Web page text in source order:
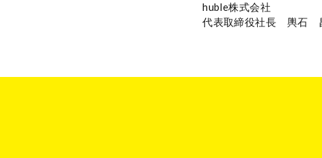
huble株式会社
代表取締役社⻑ 輿⽯